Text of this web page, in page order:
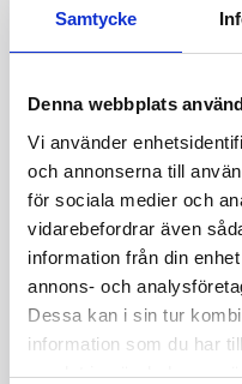
Samtycke
Denna webbplats
Vi använder
och annonserna till
för sociala medier och
vidarebefordrar även
information från din
annons- och
Dessa kan i sin tur
information som du har
samlat in när du har
24h 7d